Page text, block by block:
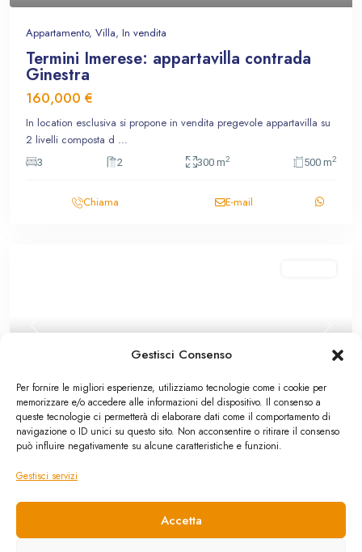
Gestisci Consenso
Per fornire le migliori esperienze, utilizziamo tecnologie come i cookie per
memorizzare e/o accedere alle informazioni del dispositivo. Il consenso a
queste tecnologie ci permetterà di elaborare dati come il comportamento di
navigazione o ID unici su questo sito. Non acconsentire o ritirare il consenso
può influire negativamente su alcune caratteristiche e funzioni.
Gestisci servizi
Accetta
Appartamento, Villa, In vendita
Termini Imerese: appartavilla contrada
Ginestra
160,000 €
In location esclusiva si propone in vendita pregevole appartavilla su
2 livelli composta d ...
3 2 300 m2 500 m2
Chiama E-mail
Previous Next
Villa,In vendita
Termini Imerese: villa contrada Tonnarella
70,000 €
Villetta panoramica a 3 km dal centro abitato, ampio spazio esterno